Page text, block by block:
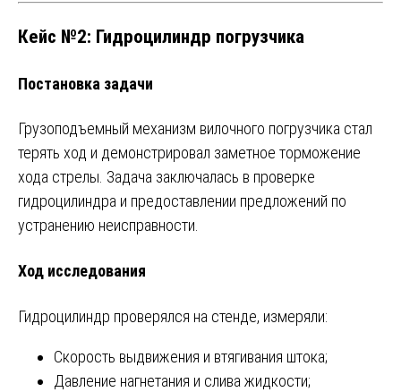
Кейс №2: Гидроцилиндр погрузчика
Постановка задачи
Грузоподъемный механизм вилочного погрузчика стал
терять ход и демонстрировал заметное торможение
хода стрелы. Задача заключалась в проверке
гидроцилиндра и предоставлении предложений по
устранению неисправности.
Ход исследования
Гидроцилиндр проверялся на стенде, измеряли:
Скорость выдвижения и втягивания штока;
Давление нагнетания и слива жидкости;